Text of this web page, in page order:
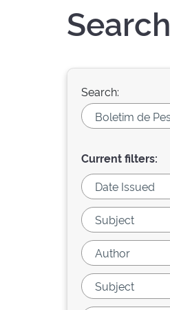
Search
Search:
Current filters: